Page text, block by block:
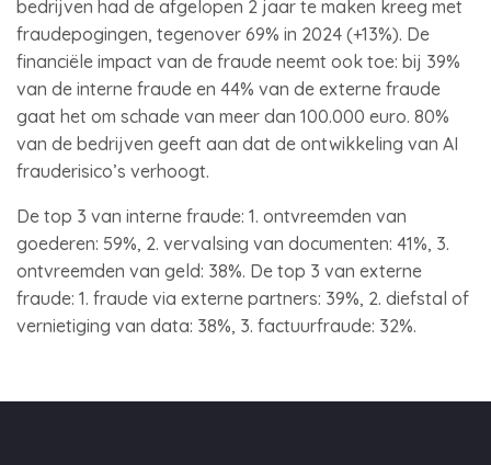
bedrijven had de afgelopen 2 jaar te maken kreeg met
fraudepogingen, tegenover 69% in 2024 (+13%). De
financiële impact van de fraude neemt ook toe: bij 39%
van de interne fraude en 44% van de externe fraude
gaat het om schade van meer dan 100.000 euro. 80%
van de bedrijven geeft aan dat de ontwikkeling van AI
frauderisico’s verhoogt.
De top 3 van interne fraude: 1. ontvreemden van
goederen: 59%, 2. vervalsing van documenten: 41%, 3.
ontvreemden van geld: 38%. De top 3 van externe
fraude: 1. fraude via externe partners: 39%, 2. diefstal of
vernietiging van data: 38%, 3. factuurfraude: 32%.